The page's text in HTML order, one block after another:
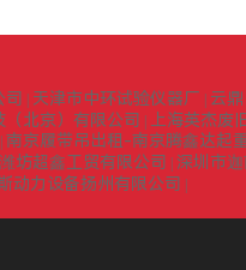
司 天津市中环试验仪器厂 云
北京）有限公司 上海英杰废
南京履带吊出租-南京腾鑫达起
潍坊超鑫工贸有限公司 深圳市
动力设备扬州有限公司